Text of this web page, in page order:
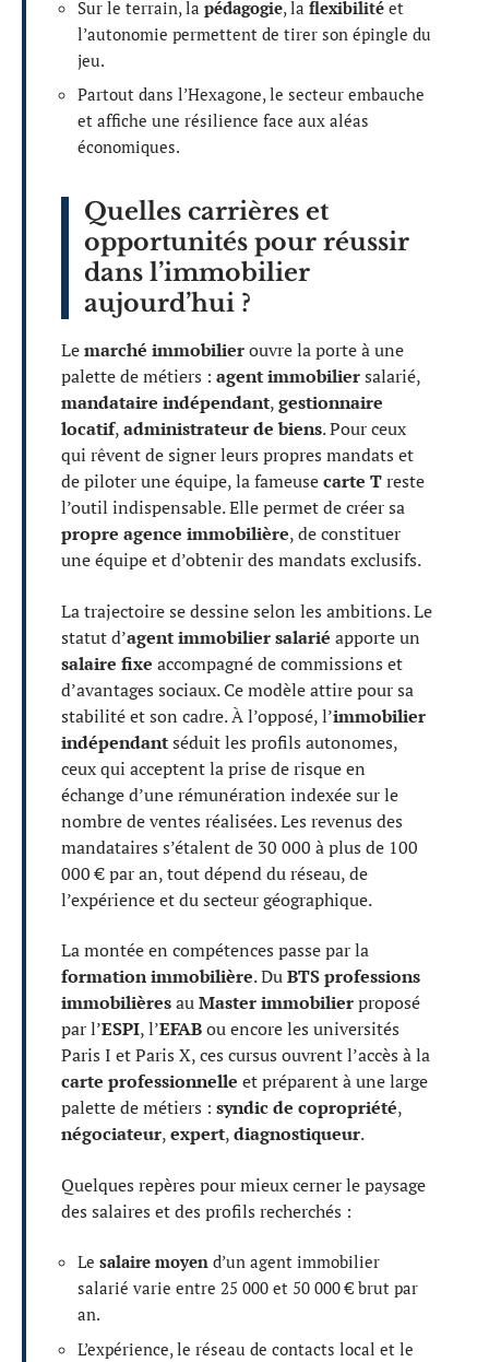
Sur le terrain, la pédagogie, la flexibilité et
l’autonomie permettent de tirer son épingle du
jeu.
Partout dans l’Hexagone, le secteur embauche
et affiche une résilience face aux aléas
économiques.
Quelles carrières et
opportunités pour réussir
dans l’immobilier
aujourd’hui ?
Lemarché immobilierouvre la porte à une
palette de métiers : agent immobiliersalarié,
mandataire indépendant,gestionnaire
locatif,administrateur de biens. Pour ceux
qui rêvent de signer leurs propres mandats et
de piloter une équipe, la fameusecarte Treste
l’outil indispensable. Elle permet de créer sa
propre agence immobilière, de constituer
une équipe et d’obtenir des mandats exclusifs.
La trajectoire se dessine selon les ambitions. Le
statut d’agent immobilier salarié apporte un
salaire fixe accompagné de commissions et
d’avantages sociaux. Ce modèle attire pour sa
stabilité et son cadre. À l’opposé, l’immobilier
indépendantséduit les profils autonomes,
ceux qui acceptent la prise de risque en
échange d’une rémunération indexée sur le
nombre de ventes réalisées. Les revenus des
mandataires s’étalent de 30 000 à plus de 100
000 € par an, tout dépend du réseau, de
l’expérience et du secteur géographique.
La montée en compétences passe par la
formation immobilière. DuBTS professions
immobilièresauMaster immobilierproposé
par l’ESPI, l’EFABou encore les universités
Paris I et Paris X, ces cursus ouvrent l’accès à la
carte professionnelle et préparent à une large
palette de métiers : syndic de copropriété,
négociateur,expert,diagnostiqueur.
Quelques repères pour mieux cerner le paysage
des salaires et des profils recherchés :
Le salaire moyen d’un agent immobilier
salarié varie entre 25 000 et 50 000 € brut par
an.
L’expérience, le réseau de contacts local et le